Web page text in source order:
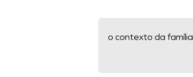
o contexto da família